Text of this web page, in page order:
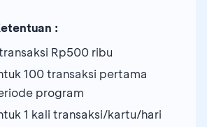
:
Rp500 ribu
100 transaksi pertama
program
1 kali transaksi/kartu/hari